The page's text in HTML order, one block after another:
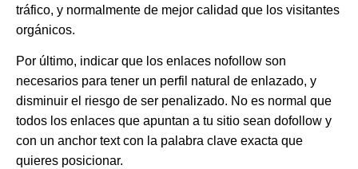
tráfico, y normalmente de mejor calidad que los visitantes
orgánicos.
Por último, indicar que los enlaces nofollow son
necesarios para tener un perfil natural de enlazado, y
disminuir el riesgo de ser penalizado. No es normal que
todos los enlaces que apuntan a tu sitio sean dofollow y
con un anchor text con la palabra clave exacta que
quieres posicionar.